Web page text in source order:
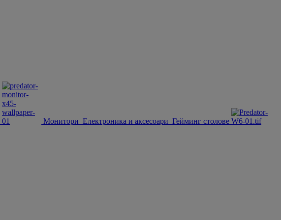
Монитори Електроника и аксесоари Гейминг столове